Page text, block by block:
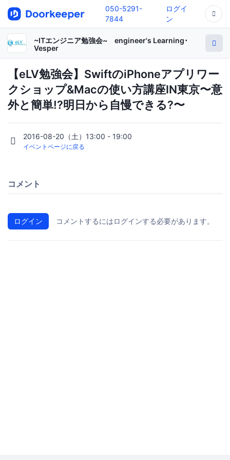
050-5291-
7844
ログイ
ン
~ITエンジニア勉強会~ engineer's Learning･
Vesper
【eLV勉強会】SwiftのiPhoneアプリワー
クショップ&Macの使い方講座IN東京〜意
外と簡単!?明日から自慢できる?〜
2016-08-20（土）13:00 - 19:00
イベントページに戻る
コメント
ログイン コメントするにはログインする必要があります。